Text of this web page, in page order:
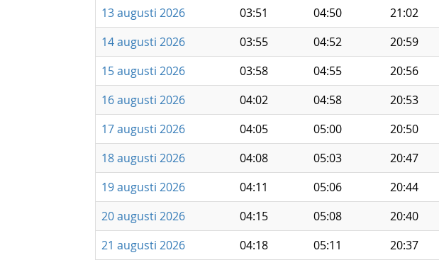
13 augusti 2026
03:51 04:50 21:02
14 augusti 2026
03:55 04:52 20:59
15 augusti 2026
03:58 04:55 20:56
16 augusti 2026
04:02 04:58 20:53
17 augusti 2026
04:05 05:00 20:50
18 augusti 2026
04:08 05:03 20:47
19 augusti 2026
04:11 05:06 20:44
20 augusti 2026
04:15 05:08 20:40
21 augusti 2026
04:18 05:11 20:37